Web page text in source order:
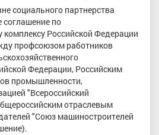
социального партнерства
соглашение по
Российской Федерации
профсоюзом работников
Федерации, Российским
промышленности,
"Всероссийский
отраслевым
"Союз машиностроителей